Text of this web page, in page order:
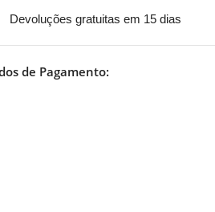
Devoluções gratuitas em 15 dias
de Pagamento: